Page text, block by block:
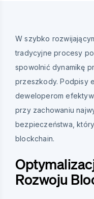
W szybko
tradycyjne procesy
spowolnić dynamikę
przeszkody. Podpisy
deweloperom
przy zachowaniu
bezpieczeństwa,
blockchain.
Rozwoju